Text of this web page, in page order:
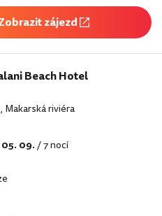
zájezd
Beach Hotel
, Makarská riviéra
09./ 7 nocí